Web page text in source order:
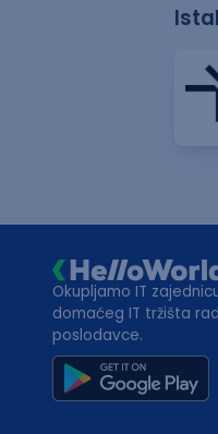
Okupljamo IT
domaćeg IT tržišta
poslodavce.